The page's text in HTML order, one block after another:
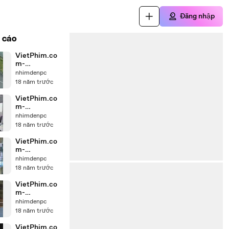
Đăng nhập
VietPhim.co
m-
TinhHiepdao-
01_to_WMV_c
nhimdenpc
18 năm trước
VietPhim.co
m-
TinhHiepdao-
02_to_WMV_
nhimdenpc
18 năm trước
VietPhim.co
m-
TinhHiepdao-
01_to_WMV_c
nhimdenpc
18 năm trước
VietPhim.co
m-
TinhHiepdao-
02_to_WMV_
nhimdenpc
18 năm trước